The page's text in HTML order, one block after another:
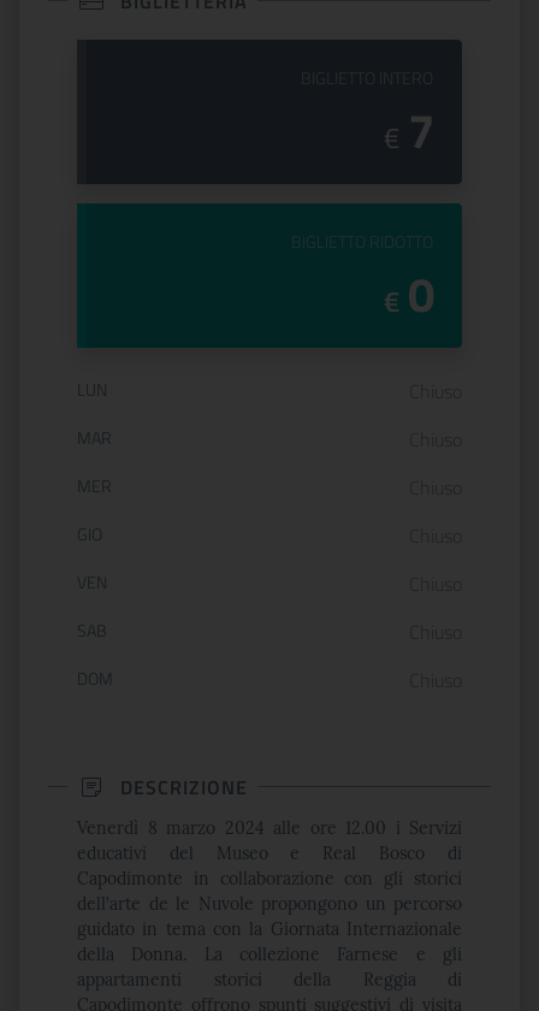
€ 7
PREZZO DEL
BIGLIETTO RIDOTTO
€ 0
Orario di apertura:
LUN
MAR
MER
GIO
VEN
SAB
DOM
DESCRIZIONE
Venerdì 8 marzo 2024 alle ore 12.00 i Servizi
educativi del Museo e Real Bosco di
Capodimonte in collaborazione con gli storici
dell'arte de le Nuvole propongono un percorso
guidato in tema con la Giornata Internazionale
della Donna. La collezione Farnese e gli
appartamenti storici della Reggia di
Capodimonte offrono spunti suggestivi di visita